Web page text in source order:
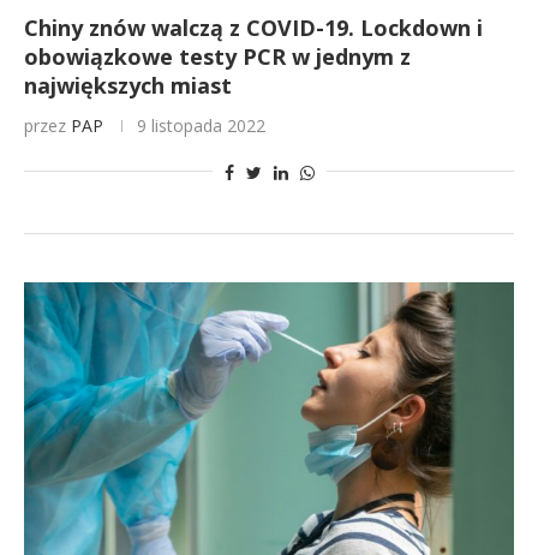
Chiny znów walczą z COVID-19. Lockdown i
obowiązkowe testy PCR w jednym z
największych miast
przez PAP 9 listopada 2022